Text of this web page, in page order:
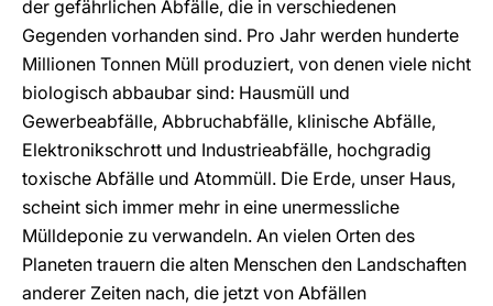
der gefährlichen Abfälle, die in verschiedenen
Gegenden vorhanden sind. Pro Jahr werden hunderte
Millionen Tonnen Müll produziert, von denen viele nicht
biologisch abbaubar sind: Hausmüll und
Gewerbeabfälle, Abbruchabfälle, klinische Abfälle,
Elektronikschrott und Industrieabfälle, hochgradig
toxische Abfälle und Atommüll. Die Erde, unser Haus,
scheint sich immer mehr in eine unermessliche
Mülldeponie zu verwandeln. An vielen Orten des
Planeten trauern die alten Menschen den Landschaften
anderer Zeiten nach, die jetzt von Abfällen